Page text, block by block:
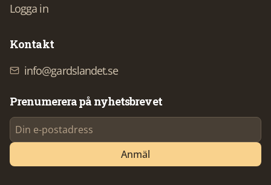
Logga in
Kontakt
info@gardslandet.se
Prenumerera på nyhetsbrevet
Anmäl